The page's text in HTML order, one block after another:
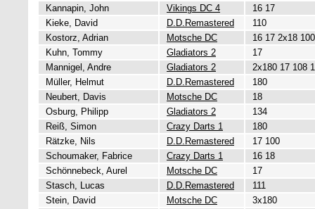
Kannapin, John
Vikings DC 4
16 17
Kieke, David
D.D.Remastered
110
Kostorz, Adrian
Motsche DC
16 17 2x18 100
Kuhn, Tommy
Gladiators 2
17
Mannigel, Andre
Gladiators 2
2x180 17 108
Müller, Helmut
D.D.Remastered
180
Neubert, Davis
Motsche DC
18
Osburg, Philipp
Gladiators 2
134
Reiß, Simon
Crazy Darts 1
180
Rätzke, Nils
D.D.Remastered
17 100
Schoumaker, Fabrice
Crazy Darts 1
16 18
Schönnebeck, Aurel
Motsche DC
17
Stasch, Lucas
D.D.Remastered
111
Stein, David
Motsche DC
3x180